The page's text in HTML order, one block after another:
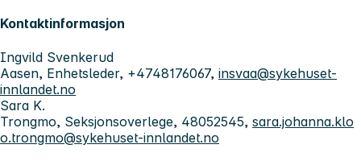
Kontaktinformasjon
Ingvild Svenkerud
Aasen, Enhetsleder, +4748176067, insvaa@sykehuset-
innlandet.no
Sara K.
Trongmo, Seksjonsoverlege, 48052545, sara.johanna.klo
o.trongmo@sykehuset-innlandet.no